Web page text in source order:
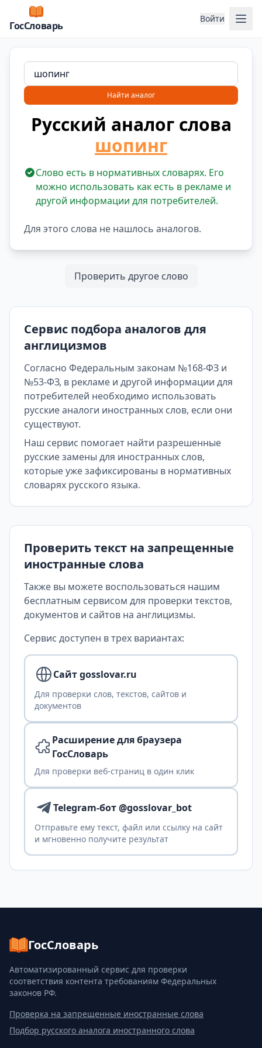
ГосСловарь
Войти
Найти аналог
Русский аналог слова
шопинг
Слово есть в нормативных словарях. Его
можно использовать как есть в рекламе и
другой информации для потребителей.
Для этого слова не нашлось аналогов.
Проверить другое слово
Сервис подбора аналогов для
англицизмов
Согласно Федеральным законам №168-ФЗ и
№53-ФЗ, в рекламе и другой информации для
потребителей необходимо использовать
русские аналоги иностранных слов, если они
существуют.
Наш сервис помогает найти разрешенные
русские замены для иностранных слов,
которые уже зафиксированы в нормативных
словарях русского языка.
Проверить текст на запрещенные
иностранные слова
Также вы можете воспользоваться нашим
бесплатным сервисом для проверки текстов,
документов и сайтов на англицизмы.
Сервис доступен в трех вариантах:
Сайт gosslovar.ru
Для проверки слов, текстов, сайтов и
документов
Расширение для браузера
ГосСловарь
Для проверки веб-страниц в один клик
Telegram-бот @gosslovar_bot
Отправьте ему текст, файл или ссылку на сайт
и мгновенно получите результат
ГосСловарь
Автоматизированный сервис для проверки
соответствия контента требованиям Федеральных
законов РФ.
Проверка на запрещенные иностранные слова
Подбор русского аналога иностранного слова